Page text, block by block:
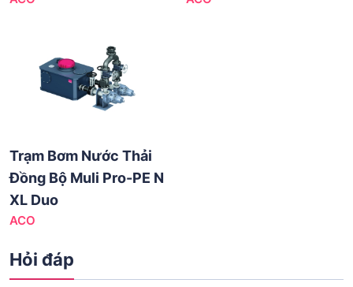
Trạm Bơm Nước Thải
Đồng Bộ Muli Pro-PE N
XL Duo
ACO
Hỏi đáp